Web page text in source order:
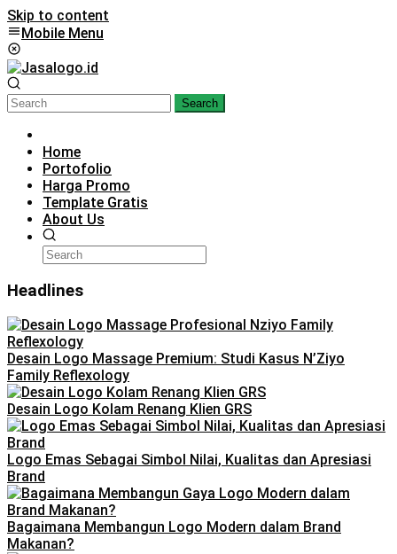
Skip to content
Mobile Menu
Search
Home
Portofolio
Harga Promo
Template Gratis
About Us
Headlines
Desain Logo Massage Premium: Studi Kasus N’Ziyo
Family Reflexology
Desain Logo Kolam Renang Klien GRS
Logo Emas Sebagai Simbol Nilai, Kualitas dan Apresiasi
Brand
Bagaimana Membangun Logo Modern dalam Brand
Makanan?